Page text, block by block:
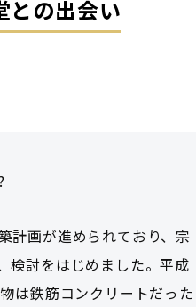
との出会い
計画が進められており、宗
検討をはじめました。平成
は鉄筋コンクリートだった